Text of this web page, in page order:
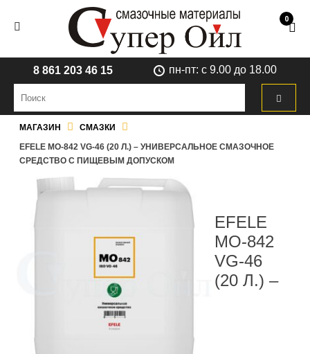
0
8 861 203 46 15 пн-пт: с 9.00 до 18.00
МАГАЗИН
СМАЗКИ
EFELE MO-842 VG-46 (20 Л.) – УНИВЕРСАЛЬНОЕ СМАЗОЧНОЕ
СРЕДСТВО С ПИЩЕВЫМ ДОПУСКОМ
EFELE
MO-842
VG-46
(20 Л.) –